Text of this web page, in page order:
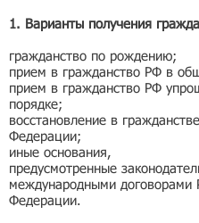
1. Варианты получения
гражданство по рождению;
прием в гражданство РФ в
прием в гражданство РФ
порядке;
восстановление в
Федерации;
иные основания,
предусмотренные
международными договорами
Федерации.